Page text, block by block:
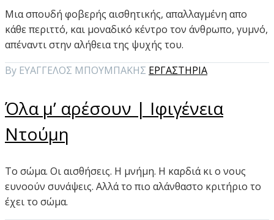
Mια σπουδή φοβερής αισθητικής, απαλλαγμένη απο
κάθε περιττό, και μοναδικό κέντρο τον άνθρωπο, γυμνό,
απέναντι στην αλήθεια της ψυχής του.
By ΕΥΑΓΓΕΛΟΣ ΜΠΟΥΜΠΑΚΗΣ ΕΡΓΑΣΤΗΡΙΑ
Όλα μ’ αρέσουν | Ιφιγένεια
Ντούμη
Το σώμα. Οι αισθήσεις. Η μνήμη. Η καρδιά κι ο νους
ευνοούν συνάψεις. Αλλά το πιο αλάνθαστο κριτήριο το
έχει το σώμα.